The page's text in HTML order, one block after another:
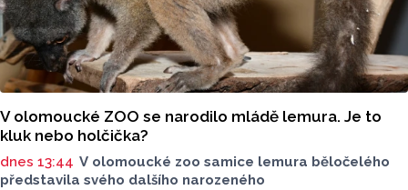
V olomoucké ZOO se narodilo mládě lemura. Je to
kluk nebo holčička?
dnes 13:44 V olomoucké zoo samice lemura běločelého
představila svého dalšího narozeného